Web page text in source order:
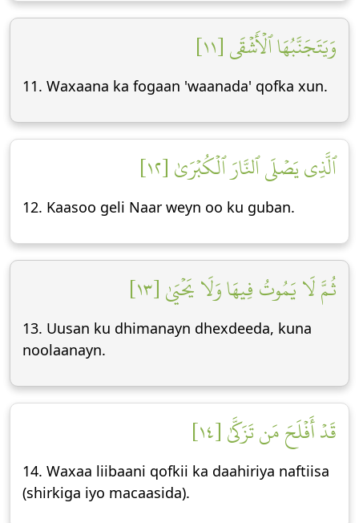
وَيَتَجَنَّبُهَا ٱلۡأَشۡقَى [١١]
11. Waxaana ka fogaan 'waanada' qofka xun.
ٱلَّذِي يَصۡلَى ٱلنَّارَ ٱلۡكُبۡرَىٰ [١٢]
12. Kaasoo geli Naar weyn oo ku guban.
ثُمَّ لَا يَمُوتُ فِيهَا وَلَا يَحۡيَىٰ [١٣]
13. Uusan ku dhimanayn dhexdeeda, kuna
noolaanayn.
قَدۡ أَفۡلَحَ مَن تَزَكَّىٰ [١٤]
14. Waxaa liibaani qofkii ka daahiriya naftiisa
(shirkiga iyo macaasida).